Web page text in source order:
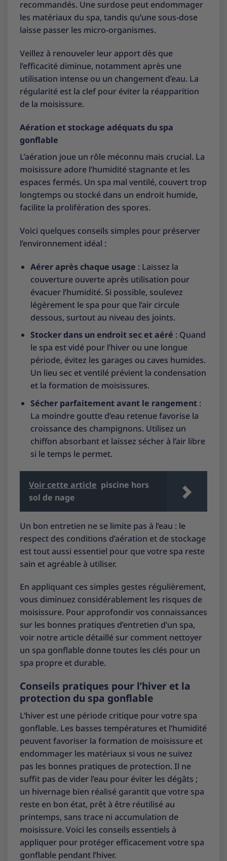
recommandés. Une surdose peut endommager
les matériaux du spa, tandis qu’une sous-dose
laisse passer les micro-organismes.
Veillez à renouveler leur apport dès que
l’efficacité diminue, notamment après une
utilisation intense ou un changement d’eau. La
régularité est la clef pour éviter la réapparition
de la moisissure.
Aération et stockage adéquats du spa
gonflable
L’aération joue un rôle méconnu mais crucial. La
moisissure adore l’humidité stagnante et les
espaces fermés. Un spa mal ventilé, couvert trop
longtemps ou stocké dans un endroit humide,
facilite la prolifération des spores.
Voici quelques conseils simples pour préserver
l’environnement idéal :
Aérer après chaque usage : Laissez la
couverture ouverte après utilisation pour
évacuer l’humidité. Si possible, soulevez
légèrement le spa pour que l’air circule
dessous, surtout au niveau des joints.
Stocker dans un endroit sec et aéré : Quand
le spa est vidé pour l’hiver ou une longue
période, évitez les garages ou caves humides.
Un lieu sec et ventilé prévient la condensation
et la formation de moisissures.
Sécher parfaitement avant le rangement:
La moindre goutte d’eau retenue favorise la
croissance des champignons. Utilisez un
chiffon absorbant et laissez sécher à l’air libre
si le temps le permet.
Voir cette article piscine hors
sol de nage
Un bon entretien ne se limite pas à l’eau : le
respect des conditions d’aération et de stockage
est tout aussi essentiel pour que votre spa reste
sain et agréable à utiliser.
En appliquant ces simples gestes régulièrement,
vous diminuez considérablement les risques de
moisissure. Pour approfondir vos connaissances
sur les bonnes pratiques d’entretien d’un spa,
voir notre article détaillé sur comment nettoyer
un spa gonflable donne toutes les clés pour un
spa propre et durable.
Conseils pratiques pour l’hiver et la
protection du spa gonflable
L’hiver est une période critique pour votre spa
gonflable. Les basses températures et l’humidité
peuvent favoriser la formation de moisissure et
endommager les matériaux si vous ne suivez
pas les bonnes pratiques de protection. Il ne
suffit pas de vider l’eau pour éviter les dégâts ;
un hivernage bien réalisé garantit que votre spa
reste en bon état, prêt à être réutilisé au
printemps, sans trace ni accumulation de
moisissure. Voici les conseils essentiels à
appliquer pour protéger efficacement votre spa
gonflable pendant l’hiver.